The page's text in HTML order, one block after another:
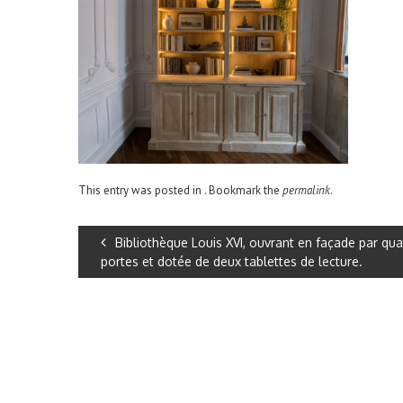
This entry was posted in . Bookmark the permalink.
Bibliothèque Louis XVI, ouvrant en façade par
portes et dotée de deux tablettes de lecture.